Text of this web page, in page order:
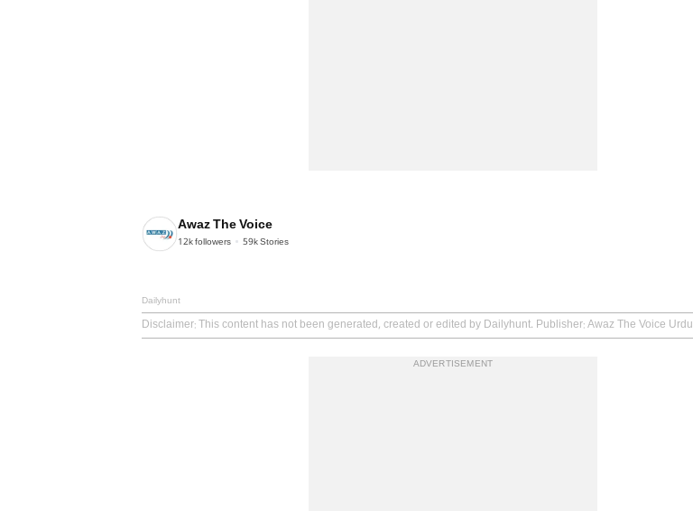
Awaz The Voice
12kfollowers 59kStories
Dailyhunt
Disclaimer: This content has not been generated, created or edited by Dailyhunt. Publisher: Awaz The Voice Urdu
ADVERTISEMENT